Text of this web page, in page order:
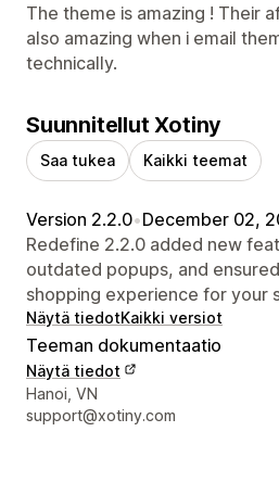
The theme is amazing ! Their
also amazing when i email
technically.
Suunnitellut Xotiny
Saa tukea Kaikki teemat
Version 2.2.0•December 02,
Redefine 2.2.0 added new
outdated popups, and
shopping experience for your
Näytä tiedotKaikki versiot
Teeman dokumentaatio
Näytä tiedot
Suunnittelijan yhteystiedot
Hanoi, VN
support@xotiny.com